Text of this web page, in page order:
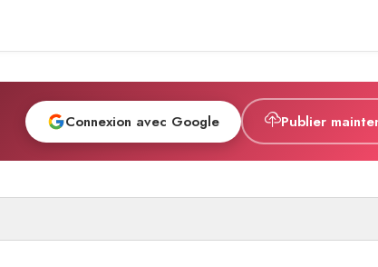
Connexion avec Google Publier